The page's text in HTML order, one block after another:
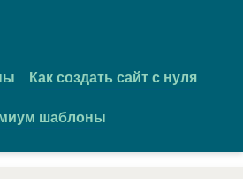
Как создать сайт с нуля
шаблоны